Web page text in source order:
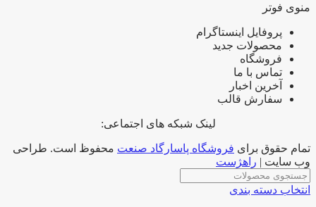
منوی فوتر
پروفایل اینستاگرام
محصولات جدید
فروشگاه
تماس با ما
آخرین اخبار
سفارش قالب
لینک شبکه های اجتماعی:
تمام حقوق برای فروشگاه پاسارگاد صنعت محفوظ است. طراحی
وب سایت | راهژست
انتخاب دسته بندی